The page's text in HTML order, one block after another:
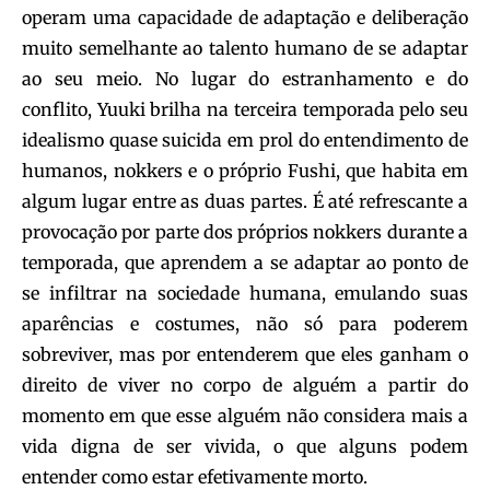
operam uma capacidade de adaptação e deliberação
muito semelhante ao talento humano de se adaptar
ao seu meio. No lugar do estranhamento e do
conflito, Yuuki brilha na terceira temporada pelo seu
idealismo quase suicida em prol do entendimento de
humanos, nokkers e o próprio Fushi, que habita em
algum lugar entre as duas partes. É até refrescante a
provocação por parte dos próprios nokkers durante a
temporada, que aprendem a se adaptar ao ponto de
se infiltrar na sociedade humana, emulando suas
aparências e costumes, não só para poderem
sobreviver, mas por entenderem que eles ganham o
direito de viver no corpo de alguém a partir do
momento em que esse alguém não considera mais a
vida digna de ser vivida, o que alguns podem
entender como estar efetivamente morto.